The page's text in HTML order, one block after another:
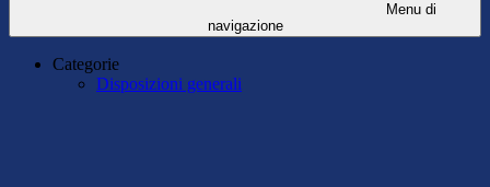
Menu di
navigazione
Categorie
Disposizioni generali